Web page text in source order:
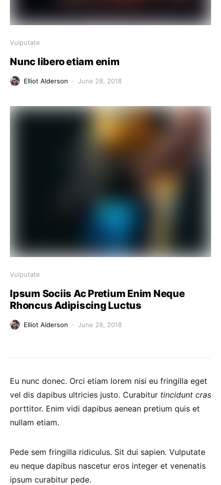
Vulputate
Nunc libero etiam enim
Elliot Alderson June 28, 2018
Vulputate
Ipsum Sociis Ac Pretium Enim Neque
Rhoncus Adipiscing Luctus
Elliot Alderson June 28, 2018
Eu nunc donec. Orci etiam lorem nisi eu fringilla eget
vel dis dapibus ultricies justo. Curabitur tincidunt cras
porttitor. Enim vidi dapibus aenean pretium quis et
nullam etiam.
Pede sem fringilla ridiculus. Sit dui sapien. Vulputate
eu neque dapibus nascetur eros integer et venenatis
ipsum curabitur pede.